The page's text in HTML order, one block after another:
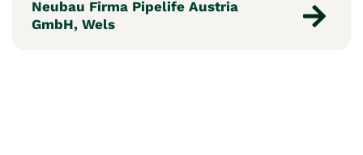
Neubau Firma Pipelife Austria
GmbH, Wels